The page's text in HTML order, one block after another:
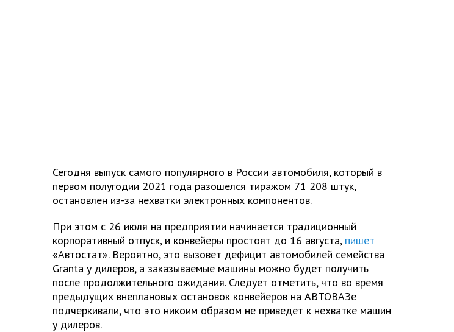
Сегодня выпуск самого популярного в России автомобиля, который в
первом полугодии 2021 года разошелся тиражом 71 208 штук,
остановлен из-за нехватки электронных компонентов.
При этом с 26 июля на предприятии начинается традиционный
корпоративный отпуск, и конвейеры простоят до 16 августа, пишет
«Автостат». Вероятно, это вызовет дефицит автомобилей семейства
Granta у дилеров, а заказываемые машины можно будет получить
после продолжительного ожидания. Следует отметить, что во время
предыдущих внеплановых остановок конвейеров на АВТОВАЗе
подчеркивали, что это никоим образом не приведет к нехватке машин
у дилеров.